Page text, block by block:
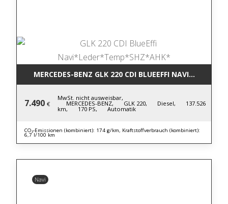
MERCEDES-BENZ GLK 220 CDI
7.490 €
MwSt. nicht ausweisbar,
MERCEDES-BENZ, GLK 220, Diesel, 137.526
km, 170 PS, Automatik
CO₂-Emissionen (kombiniert): 174 g/km, Kraftstoffverbrauch (kombiniert):
6,7 l/100 km
Navi